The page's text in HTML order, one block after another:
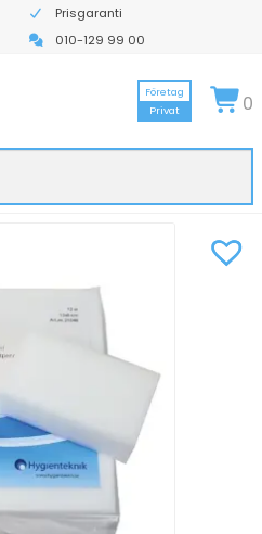
Prisgaranti
010-129 99 00
Företag
Privat
0